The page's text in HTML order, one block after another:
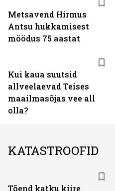
Metsavend Hirmus
Antsu hukkamisest
möödus 75 aastat
Kui kaua suutsid
allveelaevad Teises
maailmasõjas vee all
olla?
KATASTROOFID
Tõend katku kiire